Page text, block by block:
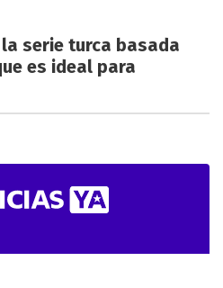
serie turca basada
es ideal para